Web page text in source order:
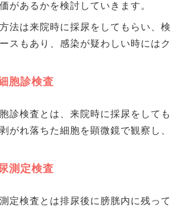
があるかを検討していきます。
法は来院時に採尿をしてもらい、
スもあり、感染が疑わしい時には
胞診検査
診検査とは、来院時に採尿をして
がれ落ちた細胞を顕微鏡で観察し
測定検査
定検査とは排尿後に膀胱内に残っ